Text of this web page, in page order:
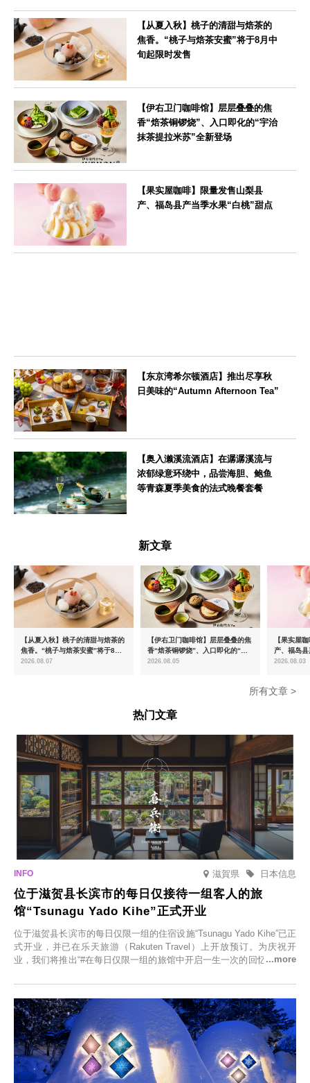
【从夏入秋】桃子的清甜与焙茶的
焦香。“桃子与焙茶安蜜”将于8月中
旬起限时发售
【伊右卫门咖啡馆】层层叠叠的焦
香“焙茶铜锣烧”、入口即化的“宇治
抹茶提拉米苏”全新登场
【果实屋咖啡】限量发售山梨县
产、福岛县产当季水果“白桃”甜点
【东京湾希尔顿酒店】推出尽享秋
日美味的“Autumn Afternoon Tea”
【奥入濑溪流酒店】在潺潺溪流与
浓郁绿意环绕中，品尝海胆、鲍鱼
等青森夏季美食的法式晚餐套餐
新文章
【从夏入秋】桃子的清甜与焙茶的
焦香。“桃子与焙茶安蜜”将于8月
中旬起限时发售
2026.08.07
【伊右卫门咖啡馆】层层叠叠的焦
香“焙茶铜锣烧”、入口即化的“宇
治抹茶提拉米苏”全新登场
2026.08.05
【果实屋
产、福岛
2026.08.03
所有文章 >
热门文章
滋賀県 日本信息
位于滋贺县长滨市的每日仅接待一组客人的旅
馆“Tsunagu Yado Kihe”正式开业
位于滋贺县长滨市的每日仅限一组的住宿设施“Tsunagu Yado Kihe”已正
式开业，并已在乐天旅游（Rakuten Travel）上开放预订。为庆祝开
业，我们将推出“#在每日仅限一组的旅馆中开启一生一次的回忆之旅”活
在此与重要之人共度一段难忘的特别时光。